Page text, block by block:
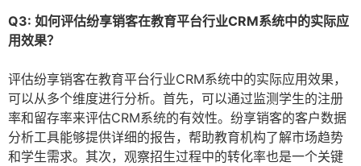
Q3: 如何评估纷享销客在教育平台行业CRM系统中的实际应
用效果？
评估纷享销客在教育平台行业CRM系统中的实际应用效果，
可以从多个维度进行分析。首先，可以通过监测学生的注册
率和留存率来评估CRM系统的有效性。纷享销客的客户数据
分析工具能够提供详细的报告，帮助教育机构了解市场趋势
和学生需求。其次，观察招生过程中的转化率也是一个关键